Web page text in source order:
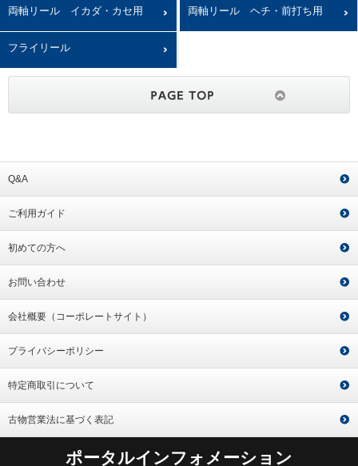
両軸リール イカダ・カセ用
両軸リール ヘチ・前打ち用
フライリール
Q&A
ご利用ガイド
初めての方へ
お問い合わせ
会社概要（コーポレートサイト）
プライバシーポリシー
特定商取引について
古物営業法に基づく表記
ポータルインフォメーション